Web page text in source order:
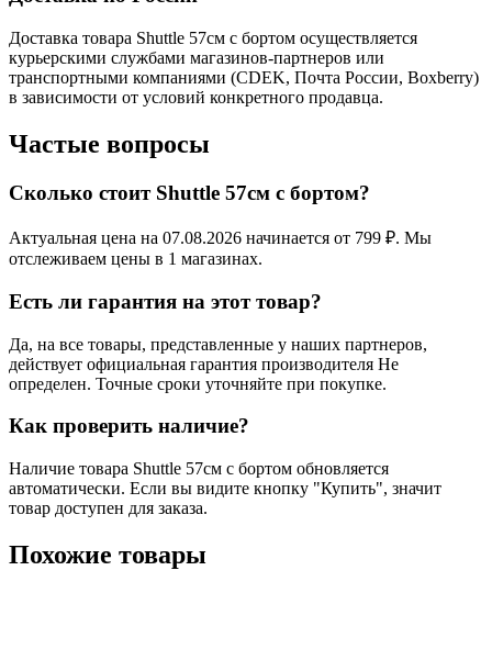
Доставка товара Shuttle 57см с бортом осуществляется
курьерскими службами магазинов-партнеров или
транспортными компаниями (CDEK, Почта России, Boxberry)
в зависимости от условий конкретного продавца.
Частые вопросы
Сколько стоит Shuttle 57см с бортом?
Актуальная цена на 07.08.2026 начинается от 799 ₽. Мы
отслеживаем цены в 1 магазинах.
Есть ли гарантия на этот товар?
Да, на все товары, представленные у наших партнеров,
действует официальная гарантия производителя Не
определен. Точные сроки уточняйте при покупке.
Как проверить наличие?
Наличие товара Shuttle 57см с бортом обновляется
автоматически. Если вы видите кнопку "Купить", значит
товар доступен для заказа.
Похожие товары